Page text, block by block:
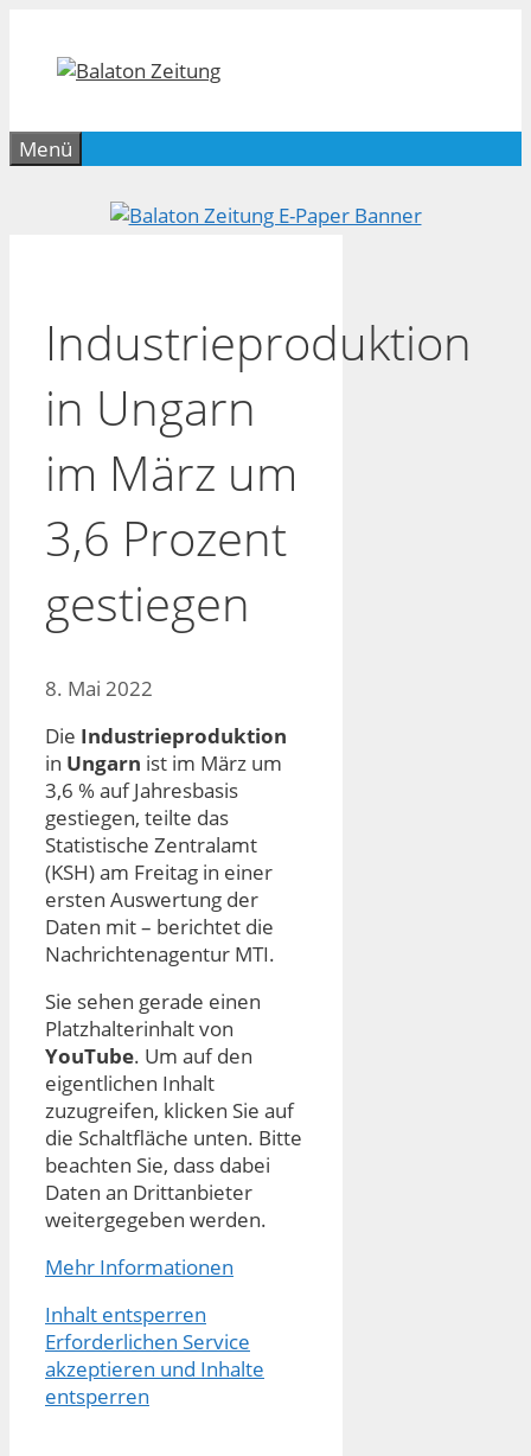
springen
Menü
Industrieproduktion
in Ungarn
im März um
3,6 Prozent
gestiegen
8. Mai 2022
Die Industrieproduktion
in Ungarn ist im März um
3,6 % auf Jahresbasis
gestiegen, teilte das
Statistische Zentralamt
(KSH) am Freitag in einer
ersten Auswertung der
Daten mit – berichtet die
Nachrichtenagentur MTI.
Sie sehen gerade einen
Platzhalterinhalt von
YouTube. Um auf den
eigentlichen Inhalt
zuzugreifen, klicken Sie auf
die Schaltfläche unten. Bitte
beachten Sie, dass dabei
Daten an Drittanbieter
weitergegeben werden.
Mehr Informationen
Inhalt entsperren
Erforderlichen Service
akzeptieren und Inhalte
entsperren